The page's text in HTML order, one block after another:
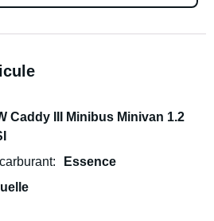
Caddy III Minibus Minivan 1.2
Essence